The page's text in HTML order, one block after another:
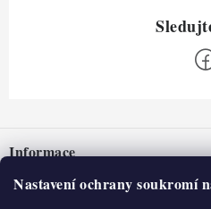
Nastavení ochrany soukromí
pInformace
Nepřevzetí zásilky na dobírku
O nás